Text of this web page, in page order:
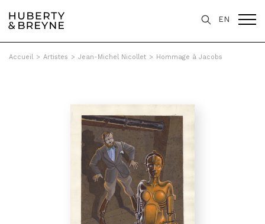
EN
Accueil > Artistes > Jean-Michel Nicollet > Hommage à Jacobs